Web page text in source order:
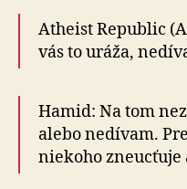
Atheist Republic
vás to uráža,
Hamid: Na tom
alebo nedívam.
niekoho zneucťuje